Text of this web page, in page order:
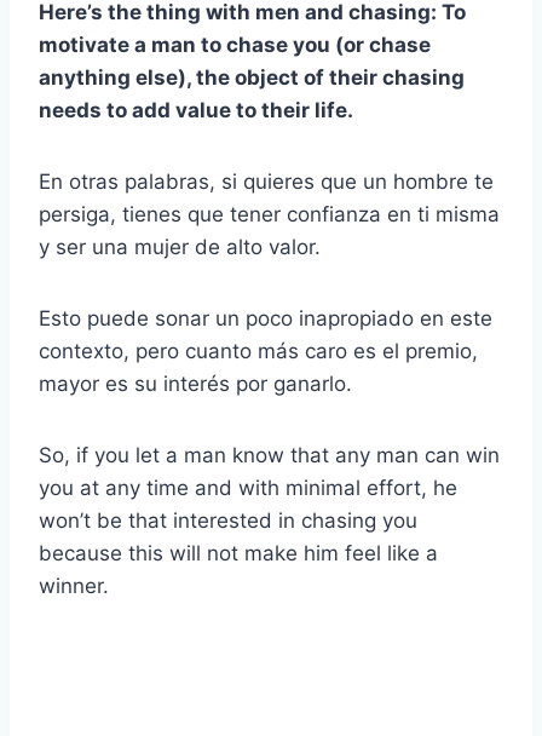
Here’s the thing with men and chasing: To
motivate a man to chase you (or chase
anything else), the object of their chasing
needs to add value to their life.
En otras palabras, si quieres que un hombre te
persiga, tienes que tener confianza en ti misma
y ser una mujer de alto valor.
Esto puede sonar un poco inapropiado en este
contexto, pero cuanto más caro es el premio,
mayor es su interés por ganarlo.
So, if you let a man know that any man can win
you at any time and with minimal effort, he
won’t be that interested in chasing you
because this will not make him feel like a
winner.